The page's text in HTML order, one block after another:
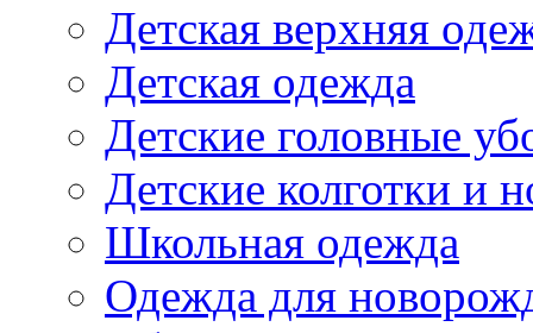
Детская верхняя
Детская одежда
Детские головные
Детские колготки и
Школьная одежда
Одежда для